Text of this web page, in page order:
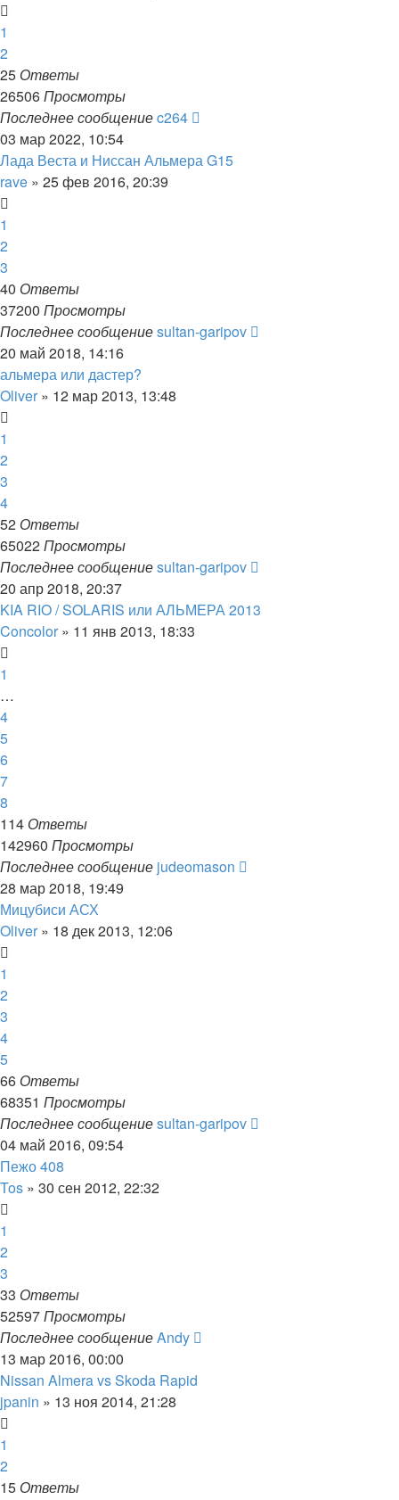
1
2
25 Ответы
26506Просмотры
Последнее сообщениеc264
03 мар 2022, 10:54
Лада Веста и Ниссан Альмера G15
rave » 25 фев 2016, 20:39
1
2
3
40 Ответы
37200 Просмотры
Последнее сообщениеsultan-garipov
20 май 2018, 14:16
альмера или дастер?
Oliver » 12 мар 2013, 13:48
1
2
3
4
52 Ответы
65022Просмотры
Последнее сообщениеsultan-garipov
20 апр 2018, 20:37
KIA RIO / SOLARIS или АЛЬМЕРА 2013
Concolor » 11 янв 2013, 18:33
1
…
4
5
6
7
8
114 Ответы
142960 Просмотры
Последнее сообщение judeomason
28 мар 2018, 19:49
Мицубиси АСХ
Oliver » 18 дек 2013, 12:06
1
2
3
4
5
66 Ответы
68351 Просмотры
Последнее сообщениеsultan-garipov
04 май 2016, 09:54
Пежо 408
Tos » 30 сен 2012, 22:32
1
2
3
33 Ответы
52597Просмотры
Последнее сообщениеAndy
13 мар 2016, 00:00
Nissan Almera vs Skoda Rapid
jpanin » 13 ноя 2014, 21:28
1
2
15 Ответы